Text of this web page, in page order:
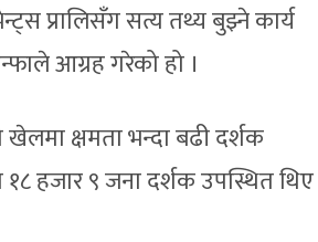
प्रालिसँग सत्य तथ्य बुझ्ने कार्य
आग्रह गरेको हो ।
क्षमता भन्दा बढी दर्शक
हजार ९ जना दर्शक उपस्थित थिए